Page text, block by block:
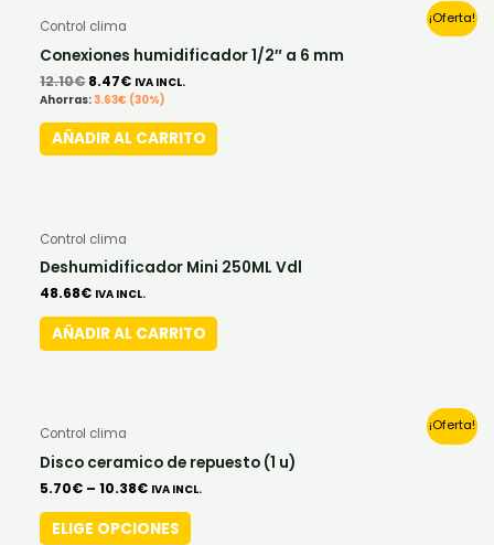
¡Oferta!
Control clima
Conexiones humidificador 1/2″ a 6 mm
12.10€
price
was:
12.10€.
8.47€
is:
8.47€.
IVA INCL.
Ahorras:3.63€ (30%)
AÑADIR AL CARRITO
Control clima
Deshumidificador Mini 250ML Vdl
48.68€ IVA INCL.
AÑADIR AL CARRITO
¡Oferta!
Control clima
Disco ceramico de repuesto (1 u)
5.70€ –10.38€ IVA INCL.
ELIGE OPCIONES
product
has
multiple
variants.